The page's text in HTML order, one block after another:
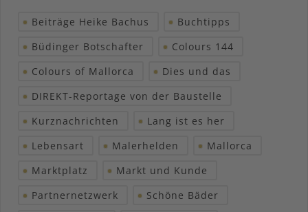
Beiträge Heike Bachus
Buchtipps
Büdinger Botschafter
Colours 144
Colours of Mallorca
Dies und das
DIREKT-Reportage von der Baustelle
Kurznachrichten
Lang ist es her
Lebensart
Malerhelden
Mallorca
Marktplatz
Markt und Kunde
Partnernetzwerk
Schöne Bäder